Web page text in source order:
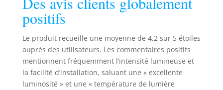
positifs
Le produit recueille une moyenne de 4,2 sur 5 étoiles
auprès des utilisateurs. Les commentaires positifs
mentionnent fréquemment l’intensité lumineuse et
la facilité d’installation, saluant une « excellente
luminosité » et une « température de lumière